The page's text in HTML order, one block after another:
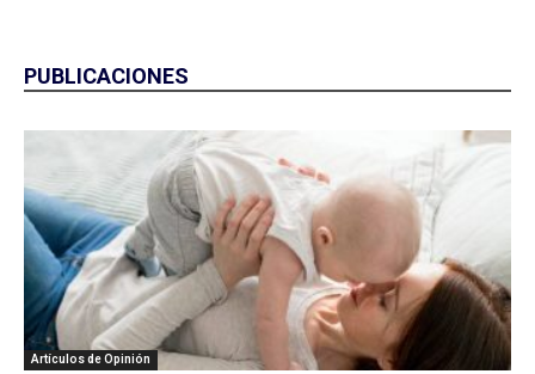
PUBLICACIONES
Artículos de Opinión